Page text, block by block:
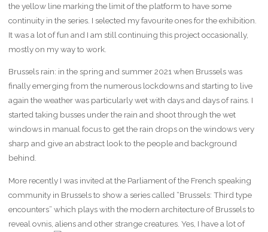
the yellow line marking the limit of the platform to have some
continuity in the series. I selected my favourite ones for the exhibition.
It was a lot of fun and I am still continuing this project occasionally,
mostly on my way to work.
Brussels rain: in the spring and summer 2021 when Brussels was
finally emerging from the numerous lockdowns and starting to live
again the weather was particularly wet with days and days of rains. I
started taking busses under the rain and shoot through the wet
windows in manual focus to get the rain drops on the windows very
sharp and give an abstract look to the people and background
behind.
More recently I was invited at the Parliament of the French speaking
community in Brussels to show a series called “Brussels: Third type
encounters” which plays with the modern architecture of Brussels to
reveal ovnis, aliens and other strange creatures. Yes, I have a lot of